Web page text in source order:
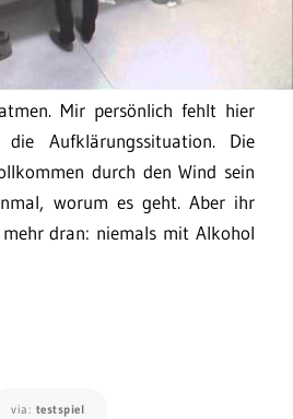
Mir persönlich fehlt hier
Aufklärungssituation. Die
durch den Wind sein
worum es geht. Aber ihr
dran: niemals mit Alkohol
via: testspiel